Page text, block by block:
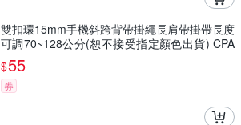
雙扣環15mm手機斜跨背帶掛繩長肩帶掛帶長度
可調70~128公分(恕不接受指定顏色出貨) CPA
036
$55
券